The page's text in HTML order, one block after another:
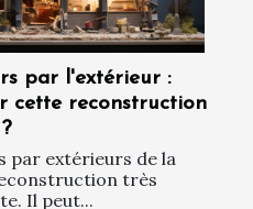
par l'extérieur :
cette reconstruction
?
par extérieurs de la
très
Il peut...